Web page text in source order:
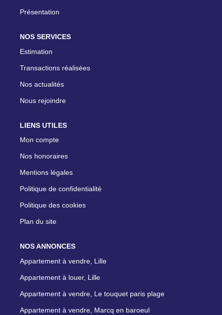
Présentation
NOS SERVICES
Estimation
Transactions réalisées
Nos actualités
Nous rejoindre
LIENS UTILES
Mon compte
Nos honoraires
Mentions légales
Politique de confidentialité
Politique des cookies
Plan du site
NOS ANNONCES
Appartement à vendre, Lille
Appartement à louer, Lille
Appartement à vendre, Le touquet paris plage
Appartement à vendre, Marcq en baroeul